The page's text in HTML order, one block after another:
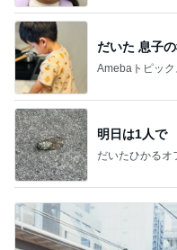
だいた 息子
Amebaトピック
明日は1人で
だいたひかるオ